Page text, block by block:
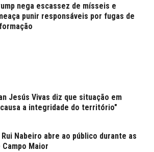
nega escassez de mísseis e
punir responsáveis por fugas de
Jesús Vivas diz que situação em
a integridade do território"
Nabeiro abre ao público durante as
Maior